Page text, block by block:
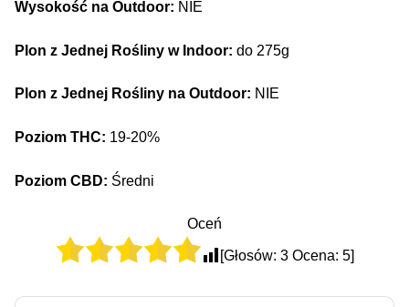
Wysokość na Outdoor: NIE
Plon z Jednej Rośliny w Indoor: do 275g
Plon z Jednej Rośliny na Outdoor: NIE
Poziom THC: 19-20%
Poziom CBD: Średni
Oceń
[Głosów: 3Ocena: 5]